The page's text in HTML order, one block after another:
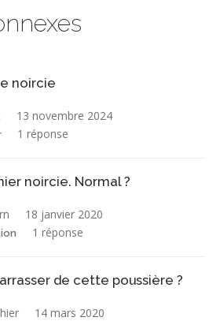
noircie
13 novembre 2024
1 réponse
noircie. Normal ?
18 janvier 2020
1 réponse
de cette poussière ?
14 mars 2020